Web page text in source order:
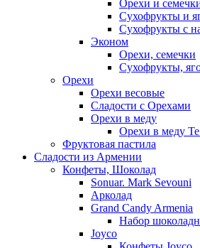
Орехи и
Сухофрукты и
Сухофрукты с
Эконом
Орехи, семечки
Сухофрукты,
Орехи
Орехи весовые
Сладости с Орехами
Орехи в меду
Орехи в меду
Фруктовая пастила
Сладости из Армении
Конфеты, Шоколад
Sonuar. Mark Sevouni
Арколад
Grand Candy Armenia
Набор
Joyco